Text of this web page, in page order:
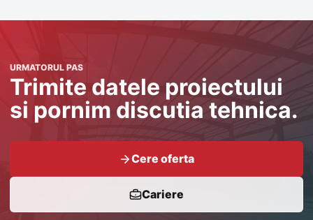
URMATORUL PAS
Trimite datele proiectului
si pornim discutia tehnica.
Cere oferta
Cariere